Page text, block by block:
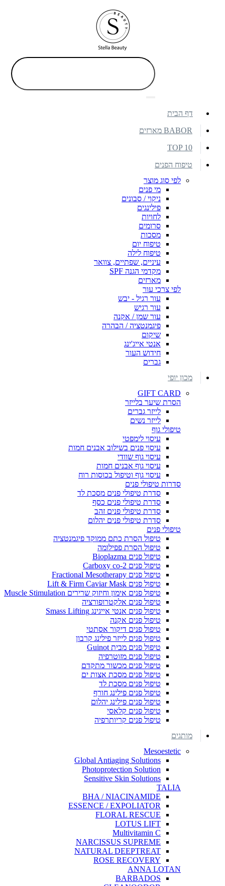
דף הבית
BABOR מארזים
TOP 10
טיפוח הפנים
לפי סוג מוצר
מי פנים
ניקוי / סבונים
פילינגים
לחויות
סרומים
מסכות
טיפוח יום
טיפוח לילה
עיניים, שפתיים, צוואר
מקדמי הגנה SPF
מארזים
לפי צרכי עור
עור רגיל - יבש
עור רגיש
עור שמן / אקנה
פיגמנטציה / הבהרה
שיקום
אנטי אייג'ינג
חידוש העור
גברים
מכון יופי
GIFT CARD
הסרת שיער בלייזר
לייזר גברים
לייזר נשים
טיפולי גוף
עיסוי לימפטי
עיסוי פנים בשילוב אבנים חמות
עיסוי גוף שוודי
עיסוי גוף אבנים חמות
עיסוי גוף וטיפול בכוסות רוח
סדרות טיפולי פנים
סדרת טיפולי פנים מסכת לד
סדרת טיפולי פנים כסף
סדרת טיפולי פנים זהב
סדרת טיפולי פנים יהלום
טיפולי פנים
טיפול הסרת כתם ממוקד פיגמנטציה
טיפול הסרת פפילומה
טיפול פנים Bioplazma
טיפול פנים Carboxy co-2
טיפול פנים Fractional Mesotherapy
טיפול פנים Lift & Firm Caviar Mask
טיפול פנים אימון וחיזוק שרירים Muscle Stimulation
טיפול פנים אלקטרופורציה
טיפול פנים אנטי אייגינג Smass Lifting
טיפול פנים אקנה
טיפול פנים דיקור אסתטי
טיפול פנים לייזר פילינג קרבון
טיפול פנים מבית Guinot
טיפול פנים מזוטרפיה
טיפול פנים מכשור מתקדם
טיפול פנים מסכת אצות ים
טיפול פנים מסכת לד
טיפול פנים פילינג חורף
טיפול פנים פילינג יהלום
טיפול פנים קלאסי
טיפול פנים קריותרפיה
מותגים
Mesoestetic
Global Antiaging Solutions
Photoprotection Solution
Sensitive Skin Solutions
TALIA
BHA / NIACINAMIDE
ESSENCE / EXPOLIATOR
FLORAL RESCUE
LOTUS LIFT
Multivitamin C
NARCISSUS SUPREME
NATURAL DEEPTREAT
ROSE RECOVERY
ANNA LOTAN
BARBADOS